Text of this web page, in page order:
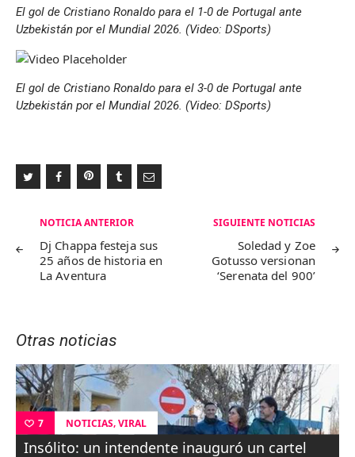
El gol de Cristiano Ronaldo para el 1-0 de Portugal ante
Uzbekistán por el Mundial 2026. (Video: DSports)
El gol de Cristiano Ronaldo para el 3-0 de Portugal ante
Uzbekistán por el Mundial 2026. (Video: DSports)
Navegación
de
entradas
NOTICIA ANTERIOR
Dj Chappa festeja sus
25 años de historia en
La Aventura
SIGUIENTE NOTICIAS
Soledad y Zoe
Gotusso versionan
‘Serenata del 900’
Otras noticias
7 NOTICIAS,VIRAL
Insólito: un intendente inauguró un cartel